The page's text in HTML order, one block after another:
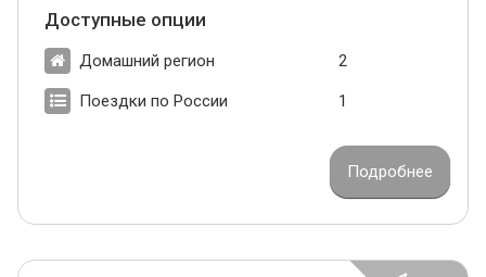
Доступные опции
Домашний регион 2
Поездки по России 1
Подробнее